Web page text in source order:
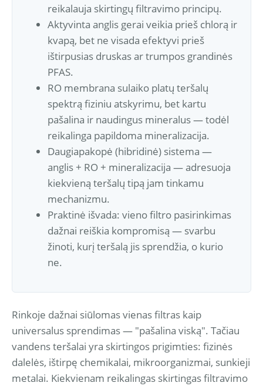
reikalauja skirtingų filtravimo principų.
Aktyvinta anglis gerai veikia prieš chlorą ir
kvapą, bet ne visada efektyvi prieš
ištirpusias druskas ar trumpos grandinės
PFAS.
RO membrana sulaiko platų teršalų
spektrą fiziniu atskyrimu, bet kartu
pašalina ir naudingus mineralus — todėl
reikalinga papildoma mineralizacija.
Daugiapakopė (hibridinė) sistema —
anglis + RO + mineralizacija — adresuoja
kiekvieną teršalų tipą jam tinkamu
mechanizmu.
Praktinė išvada: vieno filtro pasirinkimas
dažnai reiškia kompromisą — svarbu
žinoti, kurį teršalą jis sprendžia, o kurio
ne.
Rinkoje dažnai siūlomas vienas filtras kaip
universalus sprendimas — "pašalina viską". Tačiau
vandens teršalai yra skirtingos prigimties: fizinės
dalelės, ištirpę chemikalai, mikroorganizmai, sunkieji
metalai. Kiekvienam reikalingas skirtingas filtravimo